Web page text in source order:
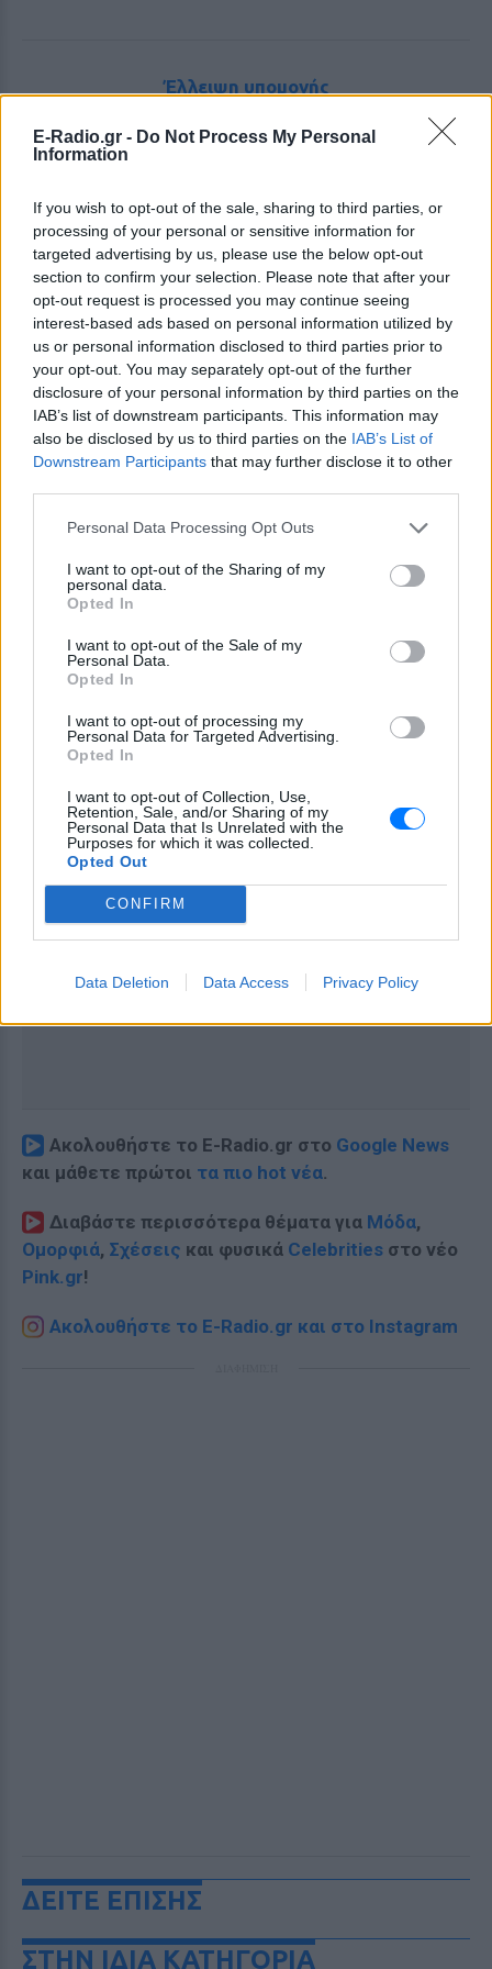
E-Radio.gr - Do Not Process My Personal
Information
If you wish to opt-out of the sale, sharing to third parties, or
processing of your personal or sensitive information for
targeted advertising by us, please use the below opt-out
section to confirm your selection. Please note that after your
opt-out request is processed you may continue seeing
interest-based ads based on personal information utilized by
us or personal information disclosed to third parties prior to
your opt-out. You may separately opt-out of the further
disclosure of your personal information by third parties on the
IAB’s list of downstream participants. This information may
also be disclosed by us to third parties on the IAB’s List of
Downstream Participants that may further disclose it to other
Personal Data Processing Opt Outs
I want to opt-out of the Sharing of my
personal data.
Opted In
I want to opt-out of the Sale of my
Personal Data.
Opted In
I want to opt-out of processing my
Personal Data for Targeted Advertising.
Opted In
I want to opt-out of Collection, Use,
Retention, Sale, and/or Sharing of my
Personal Data that Is Unrelated with the
Purposes for which it was collected.
Opted Out
CONFIRM
Data Deletion Data Access Privacy Policy
Έλλειψη υπομονής
Πολλές φορές τα στρεσαρισμένα άτομα, δεν έχουν
μπορεί να δημιουργήσει πολλά προβλήματα στην
καθημερινότητα αλλά και στις σχέση σου με τους
άλλους ανθρώπους. Φρόντισε, λοιπόν, να μη
«πληρώνουν» άλλοι το δικό σου άγχος, βρίσκοντας
την πραγματική αιτία των προβλημάτων σου.Αυτό
μπορεί να σε βοηθήσει.
Αισθήματα αδιαφορίας
Τα αισθήματα αδιαφορίας και απόσχισης από την
μετατραυματικό στρες. Δεςεδώ και
μερικά tips
που μπορούν να σε βοηθήσουν.
ΔΙΑΦΗΜΙΣΗ
Ακολουθήστε το E-Radio.gr στο Google News
και μάθετε πρώτοι τα πιο hot νέα.
Διαβάστε περισσότερα θέματα για Μόδα,
Ομορφιά, Σχέσεις και φυσικά Celebrities στο νέο
Pink.gr!
Ακολουθήστε το E-Radio.gr και στο Instagram
ΔΕΙΤΕ ΕΠΙΣΗΣ
ΣΤΗΝ ΙΔΙΑ ΚΑΤΗΓΟΡΙΑ